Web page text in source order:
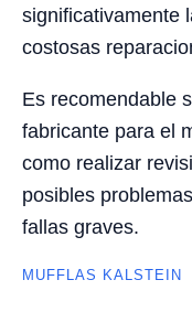
significativamente
costosas
Es recomendable
fabricante para el
como realizar
posibles
fallas graves.
MUFFLAS KALSTEIN